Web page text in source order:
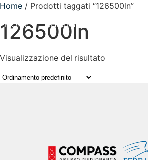
HOME CHI SIAMO
Home / Prodotti taggati “126500ln”
126500ln
Visualizzazione del risultato